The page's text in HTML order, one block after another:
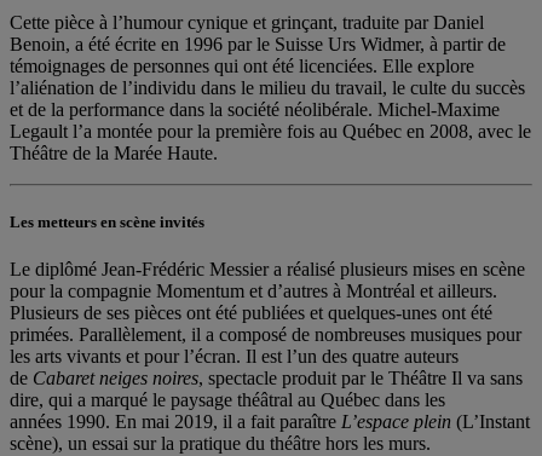
Cette pièce à l’humour cynique et grinçant, traduite par Daniel
Benoin, a été écrite en 1996 par le Suisse Urs Widmer, à partir de
témoignages de personnes qui ont été licenciées. Elle explore
l’aliénation de l’individu dans le milieu du travail, le culte du succès
et de la performance dans la société néolibérale. Michel-Maxime
Legault l’a montée pour la première fois au Québec en 2008, avec le
Théâtre de la Marée Haute.
Les metteurs en scène invités
Le diplômé Jean-Frédéric Messier a réalisé plusieurs mises en scène
pour la compagnie Momentum et d’autres à Montréal et ailleurs.
Plusieurs de ses pièces ont été publiées et quelques-unes ont été
primées. Parallèlement, il a composé de nombreuses musiques pour
les arts vivants et pour l’écran. Il est l’un des quatre auteurs
de Cabaret neiges noires, spectacle produit par le Théâtre Il va sans
dire, qui a marqué le paysage théâtral au Québec dans les
années 1990. En mai 2019, il a fait paraître L’espace plein (L’Instant
scène), un essai sur la pratique du théâtre hors les murs.